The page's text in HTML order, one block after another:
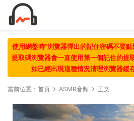
使用網盤時“浏覽器彈出的記住密碼不要
提取碼浏覽器會一直使用第一個記住的提
如已經出現這種情況清理浏覽器緩
當前位置： 首頁 ASMR音頻 正文